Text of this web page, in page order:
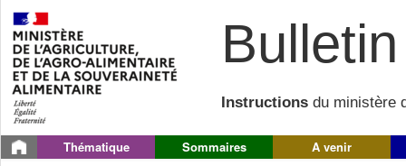
Instructions du ministère
Thématique Sommaires A venir